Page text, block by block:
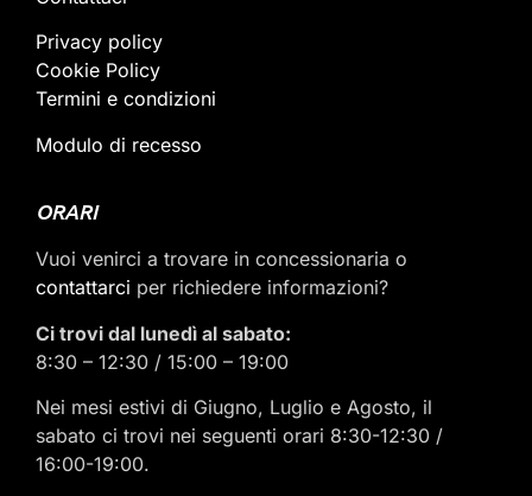
Privacy policy
Cookie Policy
Termini e condizioni
Modulo di recesso
ORARI
Vuoi venirci a trovare in concessionaria o
contattarci per richiedere informazioni?
Ci trovi dal lunedì al sabato:
8:30 – 12:30 / 15:00 – 19:00
Nei mesi estivi di Giugno, Luglio e Agosto, il
sabato ci trovi nei seguenti orari 8:30-12:30 /
16:00-19:00.